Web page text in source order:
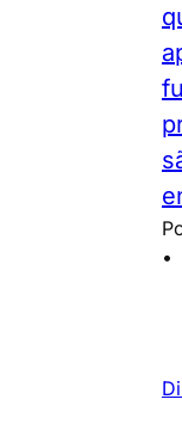
•